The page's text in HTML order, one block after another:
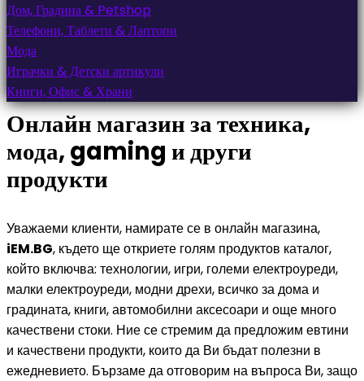
Дом, Градина & Petshop
Телефони, Таблети & Лаптопи
Мода
Играчки & Детски артикули
Книги, Офис & Храни
Онлайн магазин за техника,
мода, gaming и други
продукти
Уважаеми клиенти, намирате се в онлайн магазина,
iEM.BG, където ще откриете голям продуктов каталог,
който включва: технологии, игри, големи електроуреди,
малки електроуреди, модни дрехи, всичко за дома и
градината, книги, автомобилни аксесоари и още много
качествени стоки. Ние се стремим да предложим евтини
и качествени продукти, които да Ви бъдат полезни в
ежедневието. Бързаме да отговорим на въпроса Ви, защо